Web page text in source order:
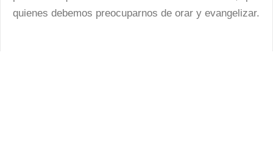
quienes debemos preocuparnos de orar y evangelizar.